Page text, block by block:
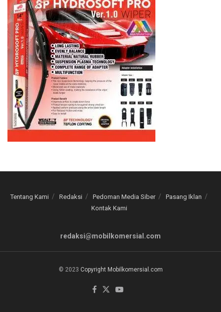
Tentang Kami Redaksi Pedoman Media Siber
Pasang Iklan
Kontak Kami
redaksi@mobilkomersial.com
© 2023 Copyright Mobilkomersial.com